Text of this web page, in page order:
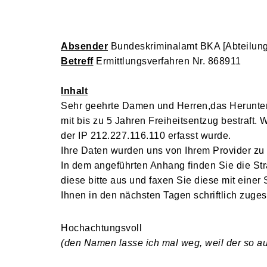
Absender Bundeskriminalamt BKA
BetreffErmittlungsverfahren Nr. 868911
Inhalt
Sehr geehrte Damen und Herren,das
mit bis zu 5 Jahren Freiheitsentzug bestraft.
der IP 212.227.116.110 erfasst wurde.
Ihre Daten wurden uns von Ihrem Provider
In dem angeführten Anhang finden Sie die
diese bitte aus und faxen Sie diese mit
Ihnen in den nächsten Tagen schriftlich
Hochachtungsvoll
(den Namen lasse ich mal weg, weil der so